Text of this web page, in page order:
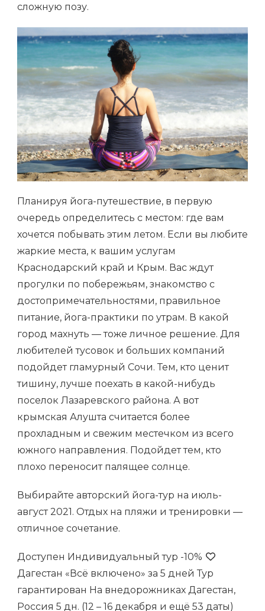
сложную позу.
Планируя йога-путешествие, в первую
очередь определитесь с местом: где вам
хочется побывать этим летом. Если вы любите
жаркие места, к вашим услугам
Краснодарский край и Крым. Вас ждут
прогулки по побережьям, знакомство с
достопримечательностями, правильное
питание, йога-практики по утрам. В какой
город махнуть — тоже личное решение. Для
любителей тусовок и больших компаний
подойдет гламурный Сочи. Тем, кто ценит
тишину, лучше поехать в какой-нибудь
поселок Лазаревского района. А вот
крымская Алушта считается более
прохладным и свежим местечком из всего
южного направления. Подойдет тем, кто
плохо переносит палящее солнце.
Выбирайте авторский йога-тур на июль-
август 2021. Отдых на пляжи и тренировки —
отличное сочетание.
Доступен Индивидуальный тур -10%
Дагестан «Всё включено» за 5 дней Тур
гарантирован На внедорожниках Дагестан,
Россия 5 дн. (12 – 16 декабря и ещё 53 даты)